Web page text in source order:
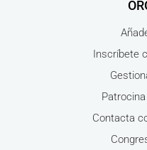
Inscríbete
Contacta